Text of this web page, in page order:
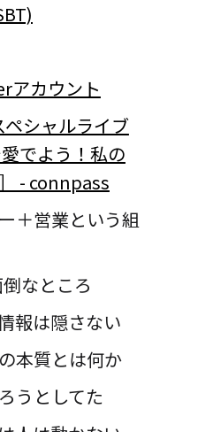
アカウント
ペシャルライブ
でよう！私の
- connpass
＋営業という組
なところ
報は隠さない
本質とは何か
うとしてた